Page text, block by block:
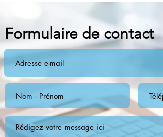
Formulaire de contact